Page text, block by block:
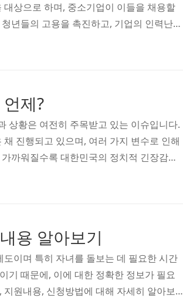
상으로 하며, 중소기업이 이들을 채용할
년들의 고용을 촉진하고, 기업의 인력난을
형2가 있으며,유형1은 5인 이상 우선지원
. 운영기관 확인 및 신청을 하실분..
제?
상황은 여전히 주목받고 있는 이슈입니다.
진행되고 있으며, 여러 가지 변수로 인해
까워질수록 대한민국의 정치적 긴장감이
전반에 걸쳐 의견이 분분한 상황입니다.
탄핵심판 선고일 확인 ..
용 알아보기
이며 특히 자녀를 돌보는 데 필요한 시간
기 때문에, 이에 대한 정확한 정보가 필요
원내용, 신청방법에 대해 자세히 알아보